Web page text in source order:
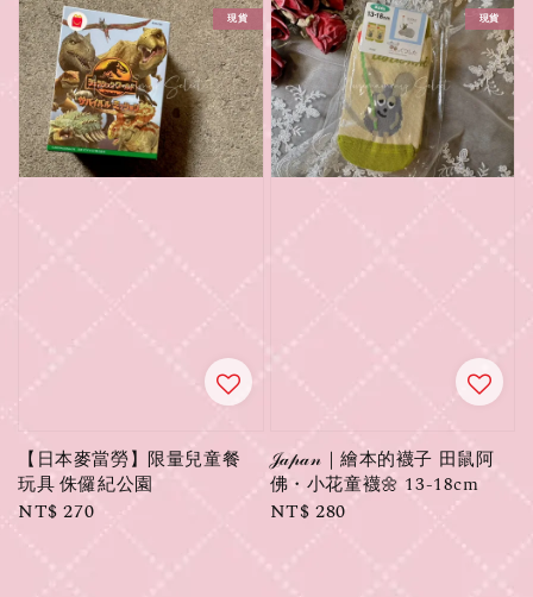
現貨
【日本麥當勞】限量兒童餐
玩具 侏儸紀公園
Regular
price
NT$ 270
現貨
𝒥𝒶𝓅𝒶𝓃｜繪本的襪子 田鼠阿
佛・小花童襪🌼 13-18cm
Regular
NT$ 280